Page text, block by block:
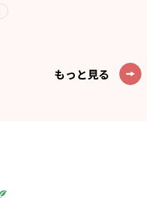
もっと見る